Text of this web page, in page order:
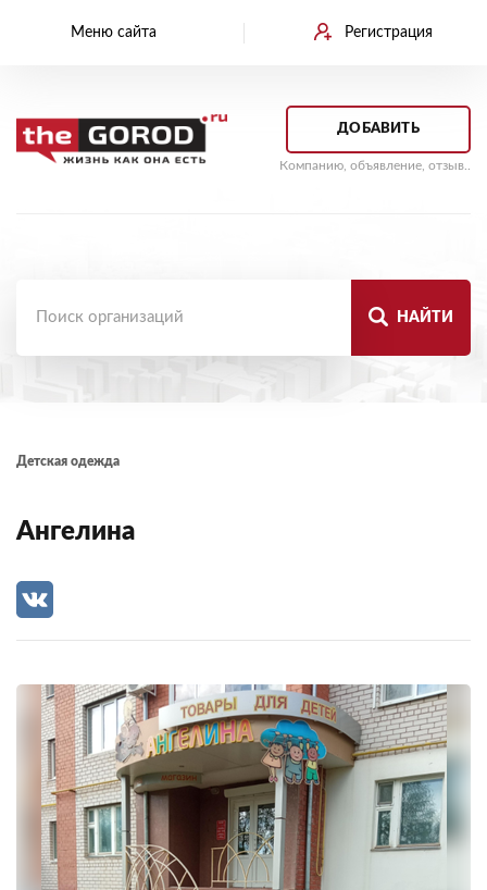
Меню сайта Регистрация
ДОБАВИТЬ
Компанию, объявление, отзыв..
НАЙТИ
Детская одежда
Ангелина